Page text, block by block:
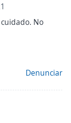
No
Denunciar